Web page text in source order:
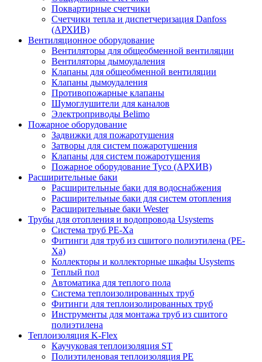
Поквартирные счетчики
Счетчики тепла и диспетчеризация Danfoss
(АРХИВ)
Вентиляционное оборудование
Вентиляторы для общеобменной вентиляции
Вентиляторы дымоудаления
Клапаны для общеобменной вентиляции
Клапаны дымоудаления
Противопожарные клапаны
Шумоглушители для каналов
Электроприводы Belimo
Пожарное оборудование
Задвижки для пожаротушения
Затворы для систем пожаротушения
Клапаны для систем пожаротушения
Пожарное оборудование Tyco (АРХИВ)
Расширительные баки
Расширительные баки для водоснабжения
Расширительные баки для систем отопления
Расширительные баки Wester
Трубы для отопления и водопровода Usystems
Система труб PE-Xa
Фитинги для труб из сшитого полиэтилена (PE-
Xa)
Коллекторы и коллекторные шкафы Usystems
Теплый пол
Автоматика для теплого пола
Система теплоизолированных труб
Фитинги для теплоизолированных труб
Инструменты для монтажа труб из сшитого
полиэтилена
Теплоизоляция K-Flex
Каучуковая теплоизоляция ST
Полиэтиленовая теплоизоляция PE